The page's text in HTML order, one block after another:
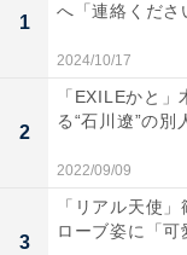
1
へ「連絡くだ
2024/10/17
2
「EXILEかと
る“石川遼”の
2022/09/09
3
「リアル天使
ローブ姿に「